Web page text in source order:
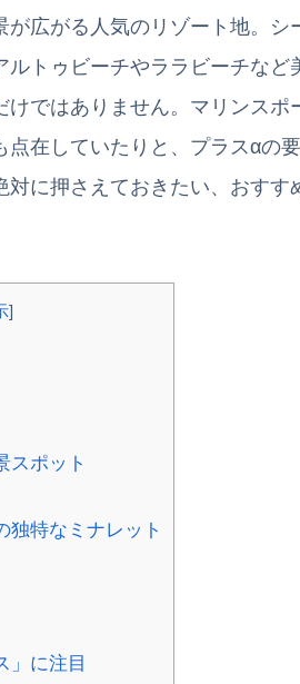
が広がる人気のリゾート地。シ
トゥビーチやララビーチなど
けではありません。マリンス
点在していたりと、プラスαの
に押さえておきたい、おすす
]
スポット
特なミナレット
」に注目